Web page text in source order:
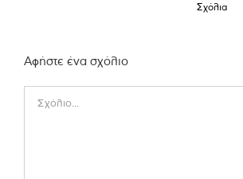
Σχόλια
Αφήστε ένα σχόλιο